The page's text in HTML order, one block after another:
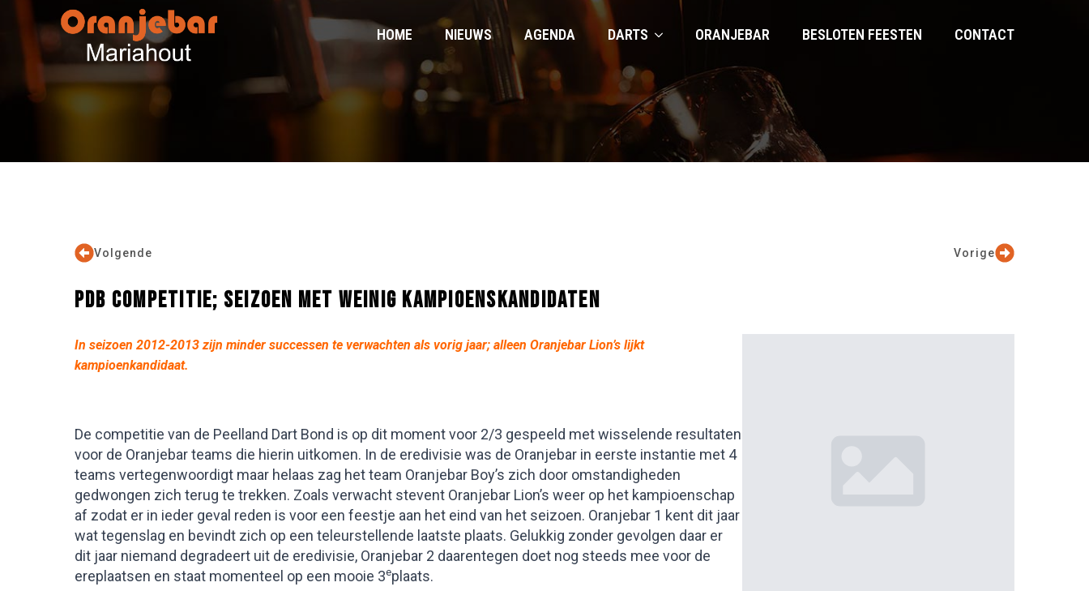
HOME NIEUWS AGENDA DARTS ORANJEBAR BESLOTEN FEESTEN CONTACT
Vorige
Volgende
PDB COMPETITIE; SEIZOEN MET WEINIG KAMPIOENSKANDIDATEN
In seizoen 2012-2013 zijn minder successen te verwachten als vorig jaar; alleen Oranjebar Lion’s lijkt
kampioenkandidaat.
De competitie van de Peelland Dart Bond is op dit moment voor 2/3 gespeeld met wisselende resultaten
voor de Oranjebar teams die hierin uitkomen. In de eredivisie was de Oranjebar in eerste instantie met 4
teams vertegenwoordigt maar helaas zag het team Oranjebar Boy’s zich door omstandigheden
gedwongen zich terug te trekken. Zoals verwacht stevent Oranjebar Lion’s weer op het kampioenschap
af zodat er in ieder geval reden is voor een feestje aan het eind van het seizoen. Oranjebar 1 kent dit jaar
wat tegenslag en bevindt zich op een teleurstellende laatste plaats. Gelukkig zonder gevolgen daar er
dit jaar niemand degradeert uit de eredivisie, Oranjebar 2 daarentegen doet nog steeds mee voor de
ereplaatsen en staat momenteel op een mooie 3eplaats.